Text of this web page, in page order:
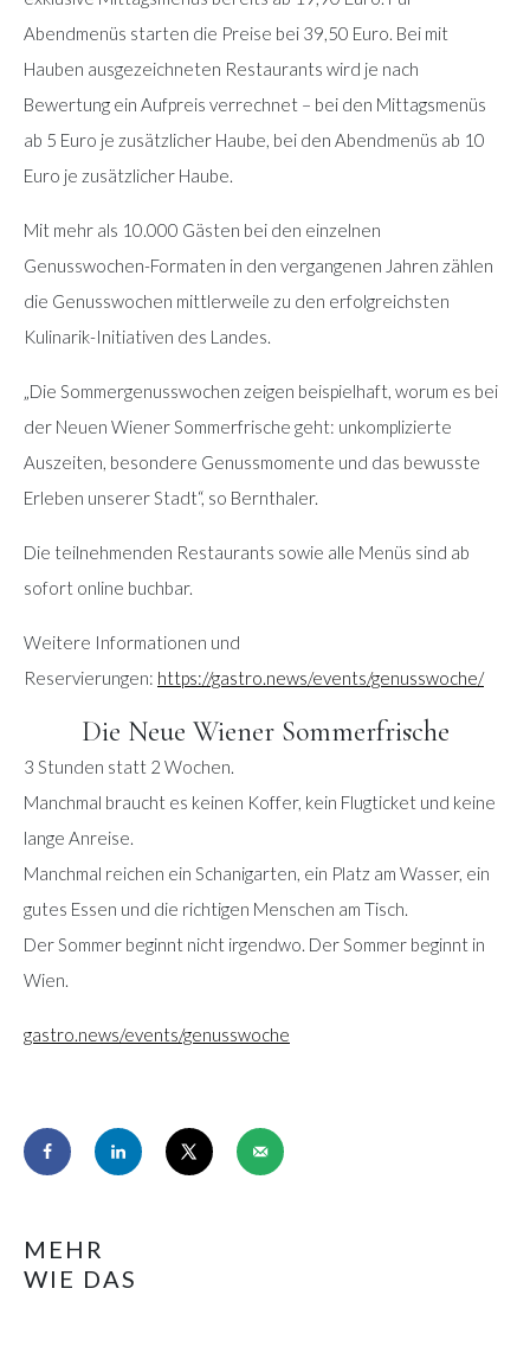
Abendmenüs starten die Preise bei 39,50 Euro. Bei mit
Hauben ausgezeichneten Restaurants wird je nach
Bewertung ein Aufpreis verrechnet – bei den Mittagsmenüs
ab 5 Euro je zusätzlicher Haube, bei den Abendmenüs ab 10
Euro je zusätzlicher Haube.
Mit mehr als 10.000 Gästen bei den einzelnen
Genusswochen-Formaten in den vergangenen Jahren zählen
die Genusswochen mittlerweile zu den erfolgreichsten
Kulinarik-Initiativen des Landes.
„Die Sommergenusswochen zeigen beispielhaft, worum es bei
der Neuen Wiener Sommerfrische geht: unkomplizierte
Auszeiten, besondere Genussmomente und das bewusste
Erleben unserer Stadt“, so Bernthaler.
Die teilnehmenden Restaurants sowie alle Menüs sind ab
sofort online buchbar.
Weitere Informationen und
Reservierungen: https://gastro.news/events/genusswoche/
Die Neue Wiener Sommerfrische
3 Stunden statt 2 Wochen.
Manchmal braucht es keinen Koffer, kein Flugticket und keine
lange Anreise.
Manchmal reichen ein Schanigarten, ein Platz am Wasser, ein
gutes Essen und die richtigen Menschen am Tisch.
Der Sommer beginnt nicht irgendwo. Der Sommer beginnt in
Wien.
gastro.news/events/genusswoche
MEHR
WIE DAS